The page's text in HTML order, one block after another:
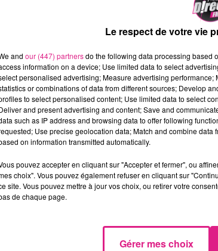
mais également au niveau de la
à domicile contre l’Olympique
fermés, l'Eurométropole de Met
Le Met’ annonce la mise en
la rencontre. Ainsi, une navette
à 21h. Cette ligne spéciale «
» etles abords du stade, avec
pour le retour à partir de 22h45.
depuis les parkings relais. Ce
Le respect de votre vie
and our (447) partnersdo the following data processing based
information on a device; Use limited data to select
personalised advertising; Measure advertising
or combinations of data from different sources; Develop
to select personalised content; Use limited data to select
and present advertising and content; Save and
such as IP address and browsing data to offer following
Use precise geolocation data; Match and combine
on information transmitted automatically.
pouvez accepter en cliquant sur "Accepter et fermer", ou
choix". Vous pouvez également refuser en cliquant sur
site. Vous pouvez mettre à jour vos choix, ou retirer votre
de chaque page.
Gérer mes choix